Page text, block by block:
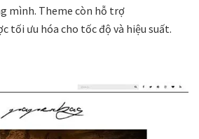
mình. Theme còn hỗ trợ
tối ưu hóa cho tốc độ và hiệu suất.